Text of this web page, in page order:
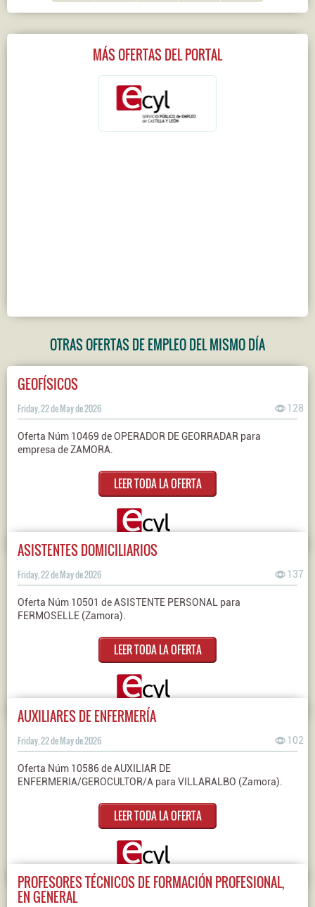
MÁS OFERTAS DEL PORTAL
OTRAS OFERTAS DE EMPLEO DEL MISMO DÍA
GEOFÍSICOS
Friday, 22 de May de 2026 128
Oferta Núm 10469 de OPERADOR DE GEORRADAR para
empresa de ZAMORA.
LEER TODA LA OFERTA
ASISTENTES DOMICILIARIOS
Friday, 22 de May de 2026 137
Oferta Núm 10501 de ASISTENTE PERSONAL para
FERMOSELLE (Zamora).
LEER TODA LA OFERTA
AUXILIARES DE ENFERMERÍA
Friday, 22 de May de 2026 102
Oferta Núm 10586 de AUXILIAR DE
ENFERMERIA/GEROCULTOR/A para VILLARALBO (Zamora).
LEER TODA LA OFERTA
PROFESORES TÉCNICOS DE FORMACIÓN PROFESIONAL,
EN GENERAL